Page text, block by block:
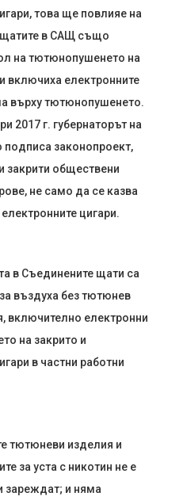
това ще повлияе на
щатите в САЩ също
на тютюнопушенето на
включиха електронните
върху тютюнопушенето.
2017 г. губернаторът на
законопроект,
закрити обществени
не само да се казва
електронните цигари.
в Съединените щати са
въздуха без тютюнев
включително електронни
на закрито и
в частни работни
тютюневи изделия и
за уста с никотин не е
зареждат; и няма